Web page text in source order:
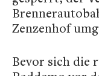
Zenzenhof
Bevor sich die